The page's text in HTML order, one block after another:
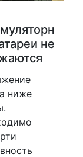
не
ниже